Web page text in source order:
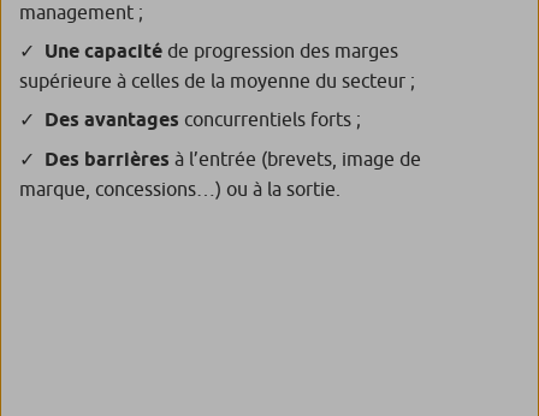
management ;
Une capacité de progression des marges
supérieure à celles de la moyenne du secteur ;
Des avantages concurrentiels forts ;
Des barrières à l’entrée (brevets, image de
marque, concessions…) ou à la sortie.